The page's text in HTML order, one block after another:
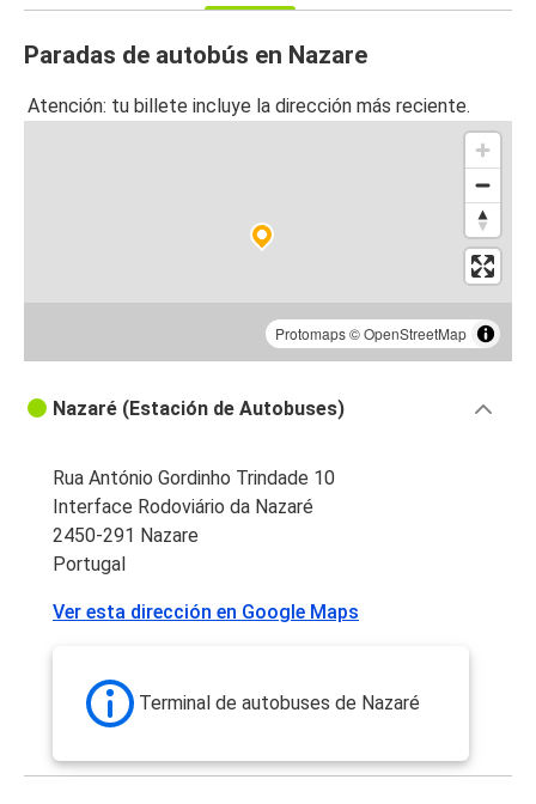
Paradas de autobús en Nazare
Atención: tu billete incluye la dirección más reciente.
Protomaps©OpenStreetMap
Nazaré (Estación de Autobuses)
Rua António Gordinho Trindade 10
Interface Rodoviário da Nazaré
2450-291 Nazare
Portugal
Ver esta dirección en Google Maps
Terminal de autobuses de Nazaré